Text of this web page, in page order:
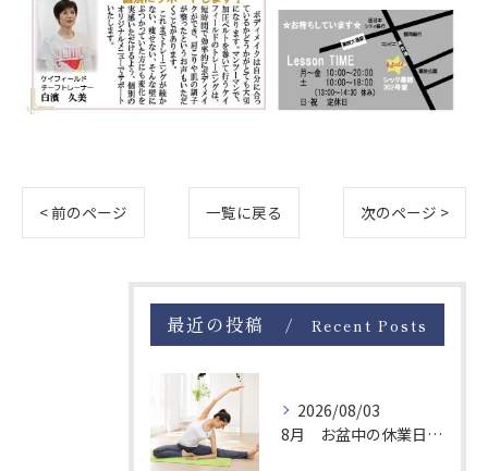
< 前のページ 一覧に戻る 次のページ >
最近の投稿 Recent Posts
2026/08/03
8月 お盆中の休業日について